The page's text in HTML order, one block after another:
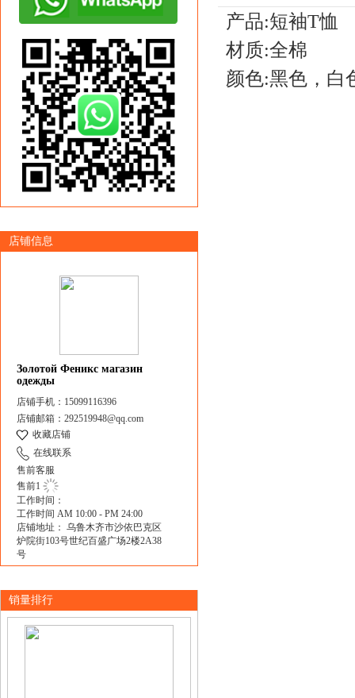
店铺信息
Золотой Феникс магазин
одежды
店铺手机：15099116396
店铺邮箱：292519948@qq.com
收藏店铺
在线联系
售前客服
售前1
工作时间：
工作时间 AM 10:00 - PM 24:00
店铺地址： 乌鲁木齐市沙依巴克区
炉院街103号世纪百盛广场2楼2A38
号
销量排行
产品:短袖T恤
材质:全棉
颜色:黑色，白